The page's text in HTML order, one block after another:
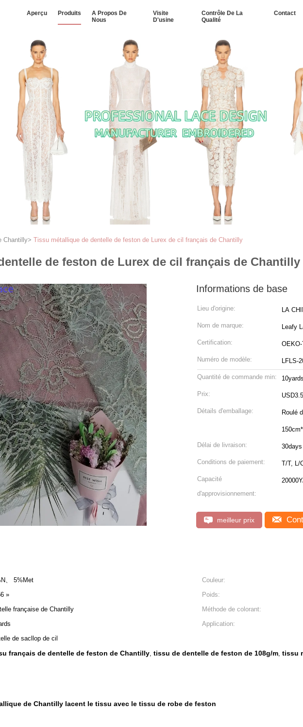
Aperçu Produits
A Propos De
Nous
Visite
D'usine
Contrôle De La
Qualité
Contact
Chantilly> Tissu métallique de dentelle de feston de Lurex de cil français de Chantilly
de feston de Lurex de cil français de Chantilly
Informations de base
Lieu d'origine: LA
Nom de marque: Leafy
Certification:
Numéro de modèle: LFLS-
Quantité de commande min: 10yards
Prix:
Détails d'emballage: Roulé
Délai de livraison: 30days
Conditions de paiement: T/T, L/
Capacité
d'approvisionnement:
meilleur prix
、 5%Met Couleur:
» Poids:
française de Chantilly Méthode de colorant:
Application:
de sacllop de cil
français de dentelle de feston de Chantilly, tissu de dentelle de feston de 108g/m, tissu
de Chantilly lacent le tissu avec le tissu de robe de feston